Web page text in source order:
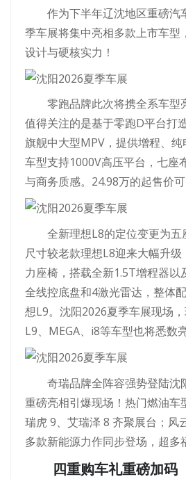
作为下半年辽沈地区重磅汽
季车展将集中亮相多款上市车型
设计与硬核实力！
零跑品牌此次将携全系车型
值得关注的是基于零跑D平台打
旗舰中大型MPV，提供增程、
车型支持1000V高压平台，七座
与商务质感。24.98万的起售价
全新理想L8的定位变更为五
尺寸较老款理想L8迎来大幅升
力座椅，搭载全新1.5T增程器以
全线控底盘和4激光雷达，整体
想L9。沈阳2026夏季车展现场，
L9、MEGA、i8等车型也将悉数亮
奇瑞品牌全阵容强势登陆沈
重磅亮相引爆现场！热门燃油车
瑞虎 9、艾瑞泽 8 齐聚展台；风
多款新能源力作同步登场，超多
四重购车礼重磅加码